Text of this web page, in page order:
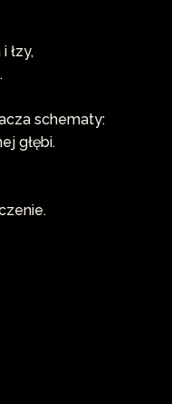
łzy,
schematy:
głębi.